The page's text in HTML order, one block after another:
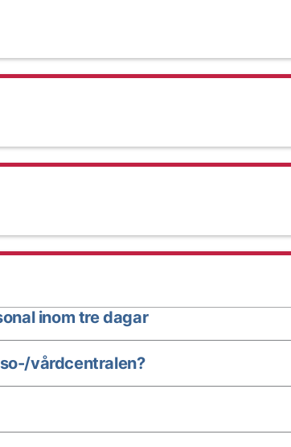
inom tre dagar
vårdcentralen?